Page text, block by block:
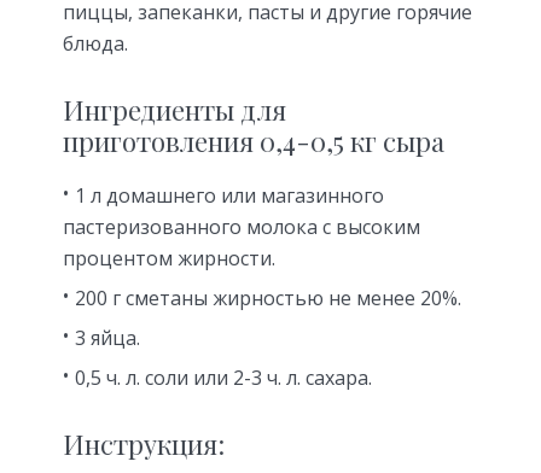
пиццы, запеканки, пасты и другие горячие
блюда.
Ингредиенты для
приготовления 0,4-0,5 кг сыра
1 л домашнего или магазинного
пастеризованного молока с высоким
процентом жирности.
200 г сметаны жирностью не менее 20%.
3 яйца.
0,5 ч. л. соли или 2-3 ч. л. сахара.
Инструкция: